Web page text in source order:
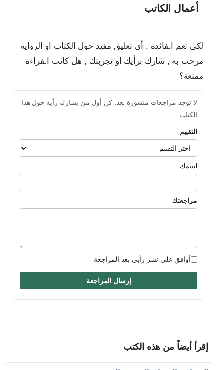
أعمال الكاتب
لكي تعم الفائدة , أي تعليق مفيد حول الكتاب او الرواية
مرحب به , شارك برأيك او تجربتك , هل كانت القراءة
ممتعة؟
لا توجد مراجعات منشورة بعد. كن أول من يشارك رأيه حول هذا
الكتاب.
التقييم
اسمك
مراجعتك
أوافق على نشر رأيي بعد المراجعة.
إرسال المراجعة
إقرأ أيضاً من هذه الكتب